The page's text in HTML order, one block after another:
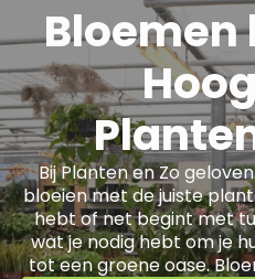
Bloemen
Bij Planten en Zo
bloeien met de juiste
hebt of net begint met
wat je nodig hebt om je
tot een groene oase.